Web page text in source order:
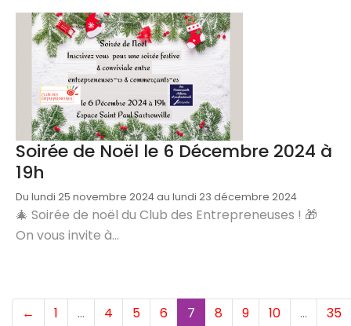
Soirée de Noël le 6 Décembre 2024 à
19h
Du lundi 25 novembre 2024 au lundi 23 décembre 2024
🎄 Soirée de noël du Club des Entrepreneuses ! 🎁
On vous invite à...
← 1 … 4 5 6 7 (current)
8 9 10 … 35